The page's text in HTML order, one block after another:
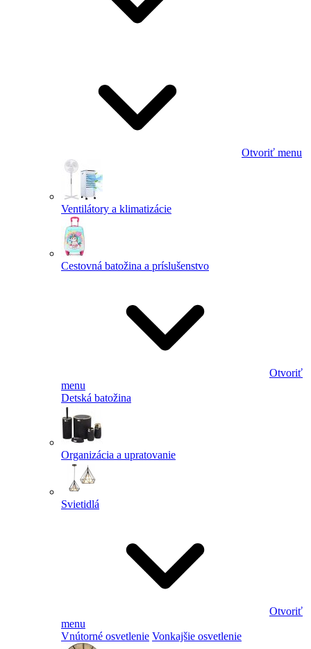
Otvoriť menu
Ventilátory a klimatizácie
Cestovná batožina a príslušenstvo
Otvoriť
menu
Detská batožina
Organizácia a upratovanie
Svietidlá
Otvoriť
menu
Vnútorné osvetlenie Vonkajšie osvetlenie